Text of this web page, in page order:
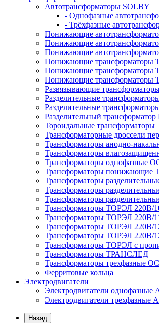
Автотрансформаторы SOLBY
- Однофазные
- Трёхфазные
Понижающие
Понижающие
Понижающие
Понижающие трансформаторы
Понижающие трансформаторы
Понижающие трансформаторы
Развязывающие
Разделительные
Разделительные
Разделительный
Тороидальные
Трансформаторные дроссели
Трансформаторы анодно-
Трансформаторы
Трансформаторы однофазные
Трансформаторы понижающие
Трансформаторы
Трансформаторы
Трансформаторы
Трансформаторы ТОРЭЛ 220В/
Трансформаторы ТОРЭЛ 220В/
Трансформаторы ТОРЭЛ 220В/
Трансформаторы ТОРЭЛ 220В/
Трансформаторы ТОРЭЛ с
Трансформаторы ТРАНСЛЕД
Трансформаторы трехфазные
Ферритовые кольца
Электродвигатели
Электродвигатели однофазные
Электродвигатели трехфазные
Назад